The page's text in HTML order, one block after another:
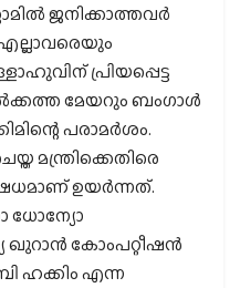
ജനിക്കാത്തവര്‍
എല്ലാവരെയും
പ്രിയപ്പെട്ട
മേയറും ബംഗാള്‍
പരാമര്‍ശം.
മന്ത്രിക്കെതിരെ
ഉയര്‍ന്നത്.
ധോന്യോ
ഖുറാന്‍ കോംപറ്റീഷന്‍
ഹക്കിം എന്ന